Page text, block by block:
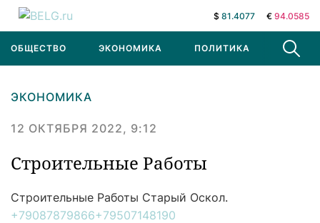
$ 81.4077 € 94.0585
ОБЩЕСТВО ЭКОНОМИКА ПОЛИТИКА В МИРЕ
ЭКОНОМИКА
12 ОКТЯБРЯ 2022, 9:12
Строительные Работы
Строительные Работы Старый Оскол.
+79087879866+79507148190